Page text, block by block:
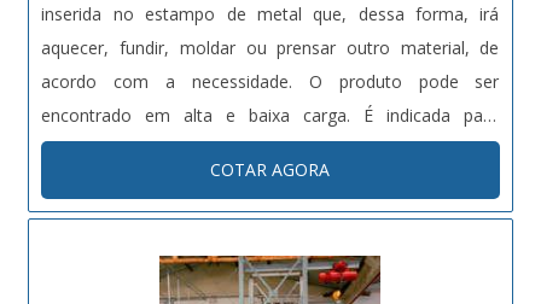
projeto para oferecer soluções sob medida, desde o
planejamento até a entrega. Cumprimento rigoroso das
normas de segurança e trânsito – Atuamos sempre em
conformidade com as regulamentações, proporcionando
eficiência nas operações – Priorizamos o cumprimento
dos prazos para que seus projetos não sofram atrasos.
Suporte completo durante todo o processo –
Acompanhamos cada etapa, garantindo comunicação
inserida no estampo de metal que, dessa forma, irá
aquecer, fundir, moldar ou prensar outro material, de
acordo com a necessidade. O produto pode ser
encontrado em alta e baixa carga. É indicada para
aplicação em moldes, estampos, hot-stampings, injetoras
e extrusoras, sendo introduzidas em orifícios
correspondentes ao seu diâmetro ....
COTAR AGORA